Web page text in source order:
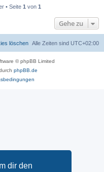
dir den
• Seite 1 von 1
Gehe zu
Alle Zeiten sind UTC+02:00
löschen
© phpBB Limited
phpBB.de